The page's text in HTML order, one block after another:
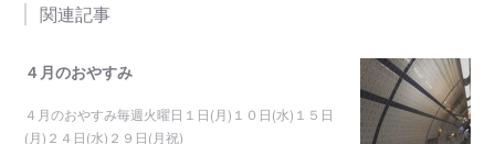
関連記事
４月のおやすみ
４月のおやすみ毎週火曜日１日(月)１０日(水)１５日
(月)２４日(水)２９日(月祝)